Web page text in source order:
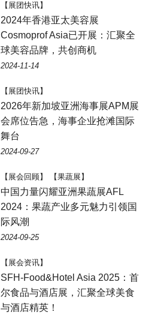
【展团快讯】
2024年香港亚太美容展
Cosmoprof Asia已开展：汇聚全
球美容品牌，共创商机
2024-11-14
【展团快讯】
2026年新加坡亚洲海事展APM展
会席位告急，海事企业抢滩国际
舞台
2024-09-27
【展会回顾】 【果蔬展】
中国力量闪耀亚洲果蔬展AFL
2024：果蔬产业多元魅力引领国
际风潮
2024-09-25
【展会资讯】
SFH-Food&Hotel Asia 2025：首
尔食品与酒店展，汇聚全球美食
与酒店精英！